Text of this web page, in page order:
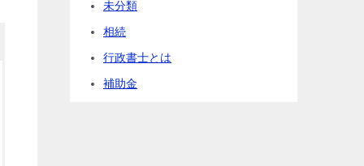
未分類
相続
行政書士とは
補助金